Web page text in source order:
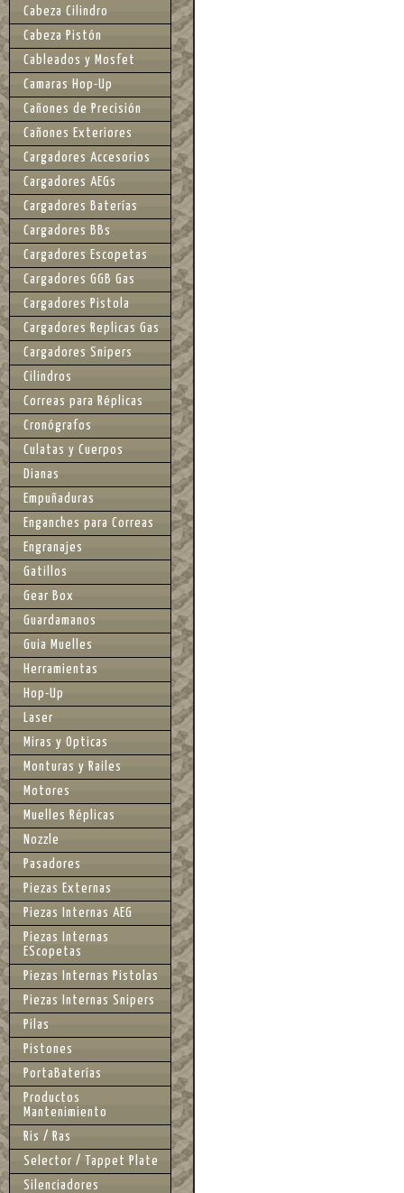
Cabeza Cilindro
Cabeza Pistón
Cableados y Mosfet
Camaras Hop-Up
Cañones de Precisión
Cañones Exteriores
Cargadores Accesorios
Cargadores AEGs
Cargadores Baterías
Cargadores BBs
Cargadores Escopetas
Cargadores GGB Gas
Cargadores Pistola
Cargadores Replicas Gas
Cargadores Snipers
Cilindros
Correas para Réplicas
Cronógrafos
Culatas y Cuerpos
Dianas
Empuñaduras
Enganches para Correas
Engranajes
Gatillos
Gear Box
Guardamanos
Guia Muelles
Herramientas
Hop-Up
Laser
Miras y Opticas
Monturas y Railes
Motores
Muelles Réplicas
Nozzle
Pasadores
Piezas Externas
Piezas Internas AEG
Piezas Internas
EScopetas
Piezas Internas Pistolas
Piezas Internas Snipers
Pilas
Pistones
PortaBaterías
Productos
Mantenimiento
Ris / Ras
Selector / Tappet Plate
Silenciadores